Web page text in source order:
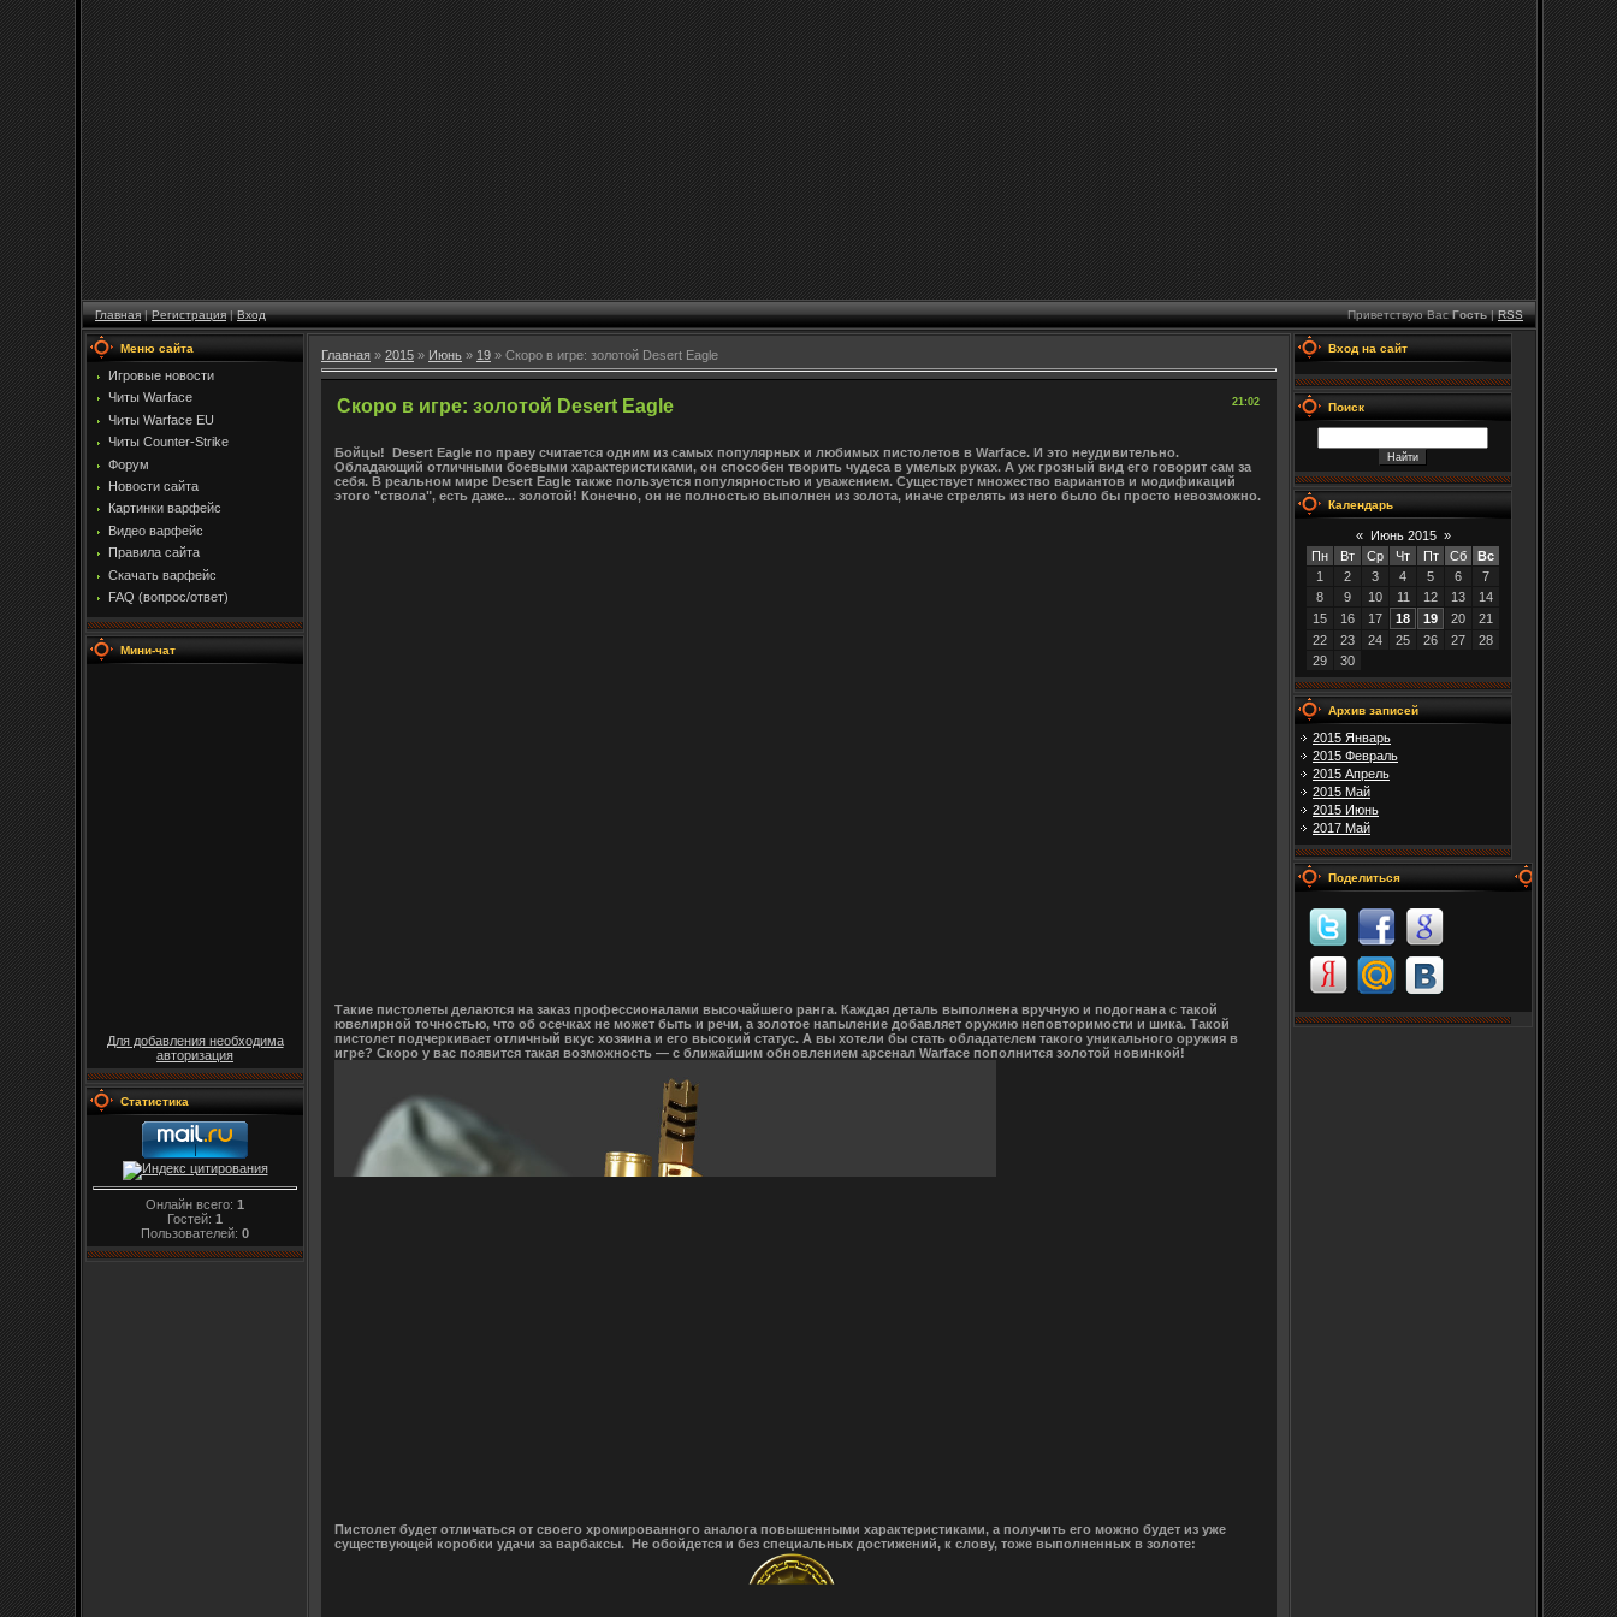
Главная|Регистрация|Вход Приветствую Вас Гость|RSS
Меню сайта
Игровые новости
Читы Warface
Читы Warface EU
Читы Counter-Strike
Форум
Новости сайта
Картинки варфейс
Видео варфейс
Правила сайта
Скачать варфейс
FAQ (вопрос/ответ)
Мини-чат
Для добавления необходима
авторизация
Статистика
Онлайн всего: 1
Гостей: 1
Пользователей: 0
Главная » 2015 » Июнь » 19 » Скоро в игре: золотой Desert Eagle
21:02
Скоро в игре: золотой Desert Eagle
Бойцы! Desert Eagle по праву считается одним из самых популярных и любимых пистолетов в Warface. И это неудивительно.
Обладающий отличными боевыми характеристиками, он способен творить чудеса в умелых руках. А уж грозный вид его говорит сам за
себя. В реальном мире Desert Eagle также пользуется популярностью и уважением. Существует множество вариантов и модификаций
этого "ствола", есть даже... золотой! Конечно, он не полностью выполнен из золота, иначе стрелять из него было бы просто невозможно.
Такие пистолеты делаются на заказ профессионалами высочайшего ранга. Каждая деталь выполнена вручную и подогнана с такой
ювелирной точностью, что об осечках не может быть и речи, а золотое напыление добавляет оружию неповторимости и шика. Такой
пистолет подчеркивает отличный вкус хозяина и его высокий статус. А вы хотели бы стать обладателем такого уникального оружия в
игре? Скоро у вас появится такая возможность — с ближайшим обновлением арсенал Warface пополнится золотой новинкой!
Пистолет будет отличаться от своего хромированного аналога повышенными характеристиками, а получить его можно будет из уже
существующей коробки удачи за варбаксы. Не обойдется и без специальных достижений, к слову, тоже выполненных в золоте:
Вход на сайт
Поиск
Календарь
« Июнь 2015 »
Пн
Вт Ср Чт Пт Сб
Вс
1
2 3 4 5 6
7
8
9 10 11 12 13
14
15
16 17 18 19 20
21
22
23 24 25 26 27
28
29
30
Архив записей
2015 Январь
2015 Февраль
2015 Апрель
2015 Май
2015 Июнь
2017 Май
Поделиться